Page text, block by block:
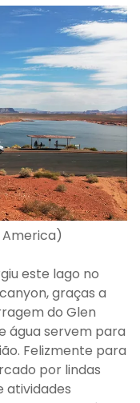
este lago no
graças a
do Glen
água servem para
Felizmente para
por lindas
atividades